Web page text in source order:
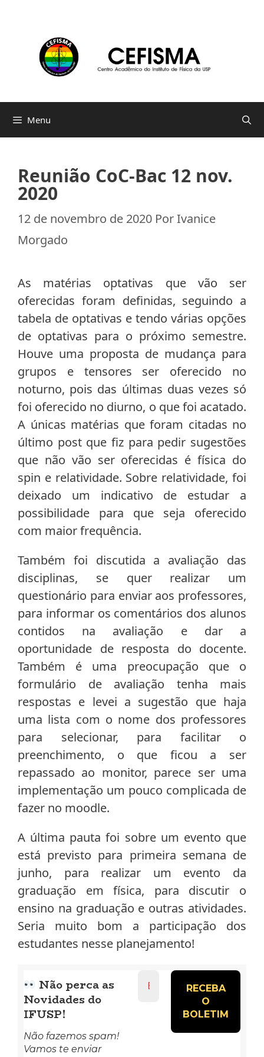
conteúdo
Menu
Reunião CoC-Bac 12 nov.
2020
12 de novembro de 2020 PorIvanice
Morgado
As matérias optativas que vão ser
oferecidas foram definidas, seguindo a
tabela de optativas e tendo várias opções
de optativas para o próximo semestre.
Houve uma proposta de mudança para
grupos e tensores ser oferecido no
noturno, pois das últimas duas vezes só
foi oferecido no diurno, o que foi acatado.
A únicas matérias que foram citadas no
último post que fiz para pedir sugestões
que não vão ser oferecidas é física do
spin e relatividade. Sobre relatividade, foi
deixado um indicativo de estudar a
possibilidade para que seja oferecido
com maior frequência.
Também foi discutida a avaliação das
disciplinas, se quer realizar um
questionário para enviar aos professores,
para informar os comentários dos alunos
contidos na avaliação e dar a
oportunidade de resposta do docente.
Também é uma preocupação que o
formulário de avaliação tenha mais
respostas e levei a sugestão que haja
uma lista com o nome dos professores
para selecionar, para facilitar o
preenchimento, o que ficou a ser
repassado ao monitor, parece ser uma
implementação um pouco complicada de
fazer no moodle.
A última pauta foi sobre um evento que
está previsto para primeira semana de
junho, para realizar um evento da
graduação em física, para discutir o
ensino na graduação e outras atividades.
Seria muito bom a participação dos
estudantes nesse planejamento!
Não perca as
Novidades do
IFUSP!
Não fazemos spam!
Vamos te enviar
Endereço
de